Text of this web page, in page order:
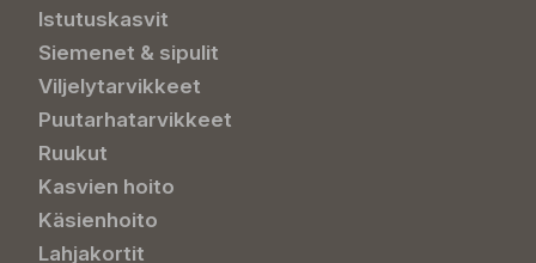
Istutuskasvit
Siemenet & sipulit
Viljelytarvikkeet
Puutarhatarvikkeet
Ruukut
Kasvien hoito
Käsienhoito
Lahjakortit